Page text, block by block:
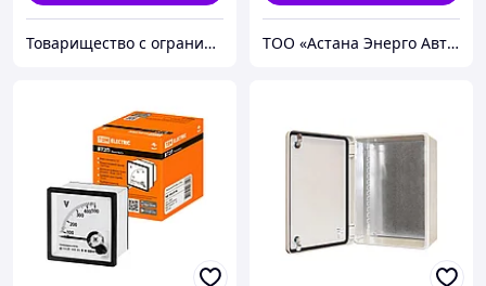
Товарищество с ограниченной ответственностью "Nabludenie.kz" ТОО «Астана Энерго Автоматика»